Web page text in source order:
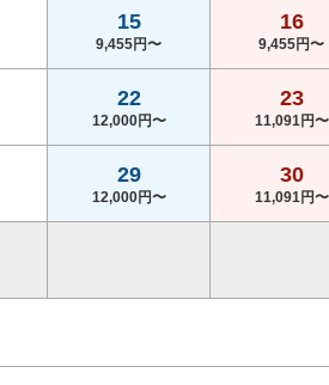
15
9,455円〜
16
9,455円〜
22
12,000円〜
23
11,091円〜
29
12,000円〜
30
11,091円〜